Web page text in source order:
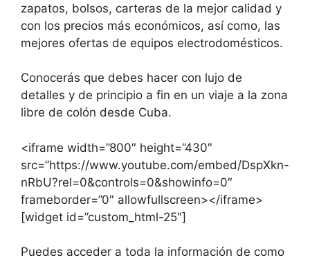
zapatos, bolsos, carteras de la mejor calidad y
con los precios más económicos, así como, las
mejores ofertas de equipos electrodomésticos.
Conocerás que debes hacer con lujo de
detalles y de principio a fin en un viaje a la zona
libre de colón desde Cuba.
<iframe width=”800″ height=”430″
src=”https://www.youtube.com/embed/DspXkn-
nRbU?rel=0&controls=0&showinfo=0″
frameborder=”0″ allowfullscreen></iframe>
[widget id=”custom_html-25″]
Puedes acceder a toda la información de como